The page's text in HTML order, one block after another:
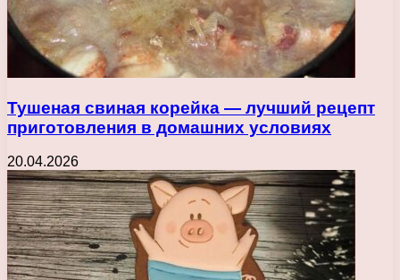
Тушеная свиная корейка — лучший рецепт
приготовления в домашних условиях
20.04.2026